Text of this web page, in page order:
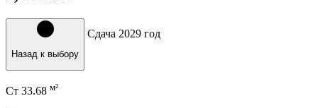
Назад к выбору
Сдача 2029 год
Ст 33.68 м²